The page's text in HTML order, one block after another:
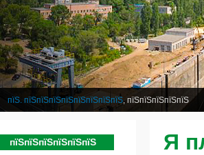
пїЅ. пїЅпїЅпїЅпїЅпїЅпїЅпїЅпїЅ, пїЅпїЅпїЅпїЅпїЅ
пїЅпїЅпїЅпїЅпїЅпїЅ
Я